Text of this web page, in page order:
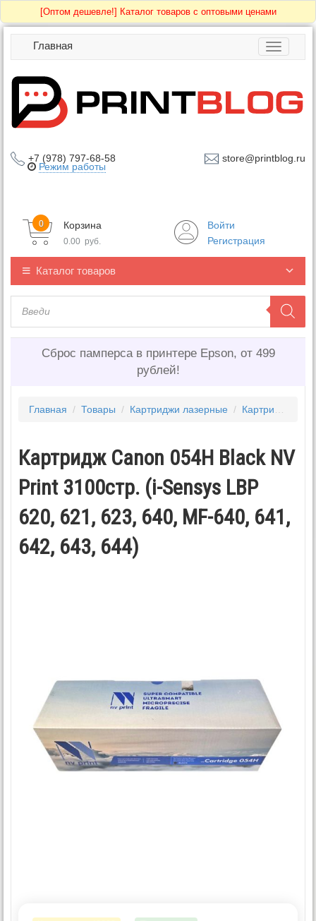
[Оптом дешевле!] Каталог товаров с оптовыми ценами
Toggle
Главная
+7 (978) 797-68-58 store@printblog.ru
Режим работы
Корзина
0
0.00 руб.
Войти
Регистрация
Каталог товаров
Сброс памперса в принтере Epson, от 499
рублей!
Главная / Товары / Картриджи лазерные / Картриджи CANON
Картридж Canon 054H Black NV
Print 3100стр. (i-Sensys LBP
620, 621, 623, 640, MF-640, 641,
642, 643, 644)